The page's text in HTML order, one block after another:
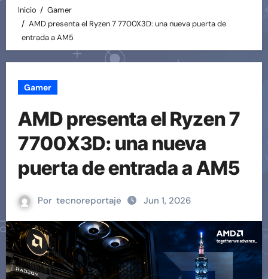
Inicio
Gamer
AMD presenta el Ryzen 7 7700X3D: una nueva puerta de
entrada a AM5
Gamer
AMD presenta el Ryzen 7
7700X3D: una nueva
puerta de entrada a AM5
Por tecnoreportaje Jun 1, 2026